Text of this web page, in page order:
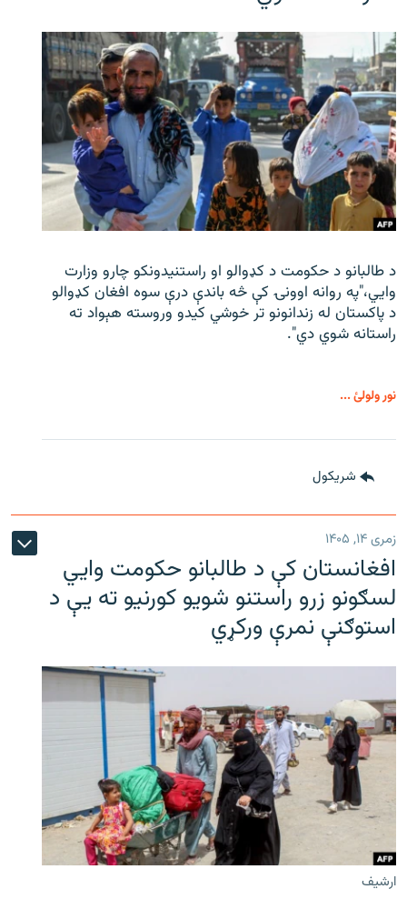
د طالبانو د حکومت د کډوالو او راستنیدونکو چارو وزارت
وايي،"په روانه اوونۍ کې څه باندې درې سوه افغان کډوالو
د پاکستان له زندانونو تر خوشي کیدو وروسته هېواد ته
راستانه شوي دي".
نور ولولئ ...
شريکول
زمری ۱۴, ۱۴۰۵
افغانستان کې د طالبانو حکومت وايي
لسګونو زرو راستنو شویو کورنیو ته یې د
استوګنې نمرې ورکړي
ارشیف